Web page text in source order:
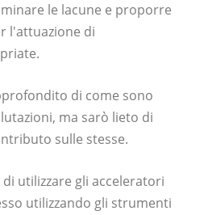
le lacune e proporre
l'attuazione di
di come sono
ma sarò lieto di
sulle stesse.
utilizzare gli acceleratori
utilizzando gli strumenti